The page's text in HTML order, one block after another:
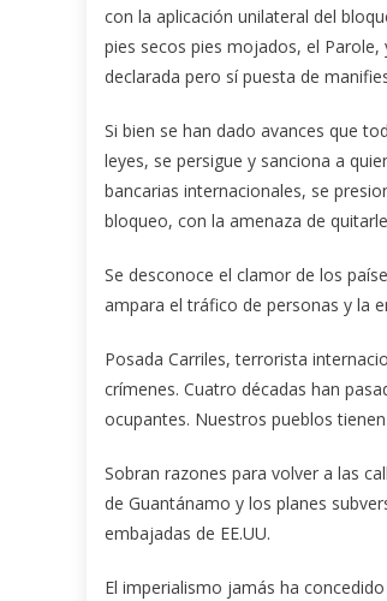
con la aplicación unilateral del
pies secos pies mojados, el
declarada pero sí puesta de
Si bien se han dado avances que
leyes, se persigue y sanciona a
bancarias internacionales, se
bloqueo, con la amenaza de
Se desconoce el clamor de los
ampara el tráfico de personas y la
Posada Carriles, terrorista
crímenes. Cuatro décadas han
ocupantes. Nuestros pueblos
Sobran razones para volver a las
de Guantánamo y los planes
embajadas de EE.UU.
El imperialismo jamás ha